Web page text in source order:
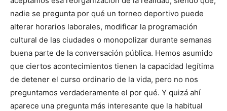
nadie se pregunta por qué un torneo deportivo puede
alterar horarios laborales, modificar la programación
cultural de las ciudades o monopolizar durante semanas
buena parte de la conversación pública. Hemos asumido
que ciertos acontecimientos tienen la capacidad legítima
de detener el curso ordinario de la vida, pero no nos
preguntamos verdaderamente el por qué. Y quizá ahí
aparece una pregunta más interesante que la habitual